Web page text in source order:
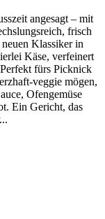
angesagt – mit
frisch
Klassiker in
Käse, verfeinert
fürs Picknick
veggie mögen,
Ofengemüse
Ein Gericht, das